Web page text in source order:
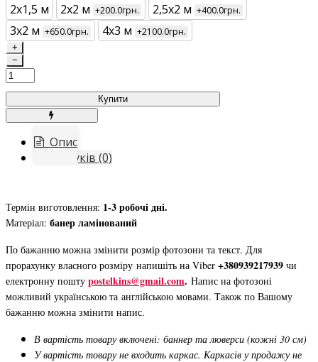
2х1,5 м
2х2 м +200.0грн. 2,5х2 м +400.0грн.
3х2 м +650.0грн. 4х3 м +2100.0грн.
+
−
Купити
Опис
Відгуків (0)
Термін виготовлення: 1-3 робочі дні.
Матеріал: банер ламінований
По бажанню можна змінити розмір фотозони та текст. Для
прорахунку власного розміру напишіть на Viber +380939217939 чи
електронну пошту postelkins@gmail.com. Напис на фотозоні
можливий українською та англійською мовами. Також по Вашому
бажанню можна змінити напис.
В вартість товару включені: баннер та люверси (кожні 30 см)
У вартість товару не входить каркас. Каркасів у продажу не